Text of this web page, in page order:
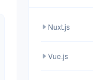
Nuxt.js
Vue.js